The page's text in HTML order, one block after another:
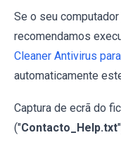
Se o seu
recomendamos
Cleaner Antivirus
automaticamente
Captura de ecrã do
("Contacto_Help.txt